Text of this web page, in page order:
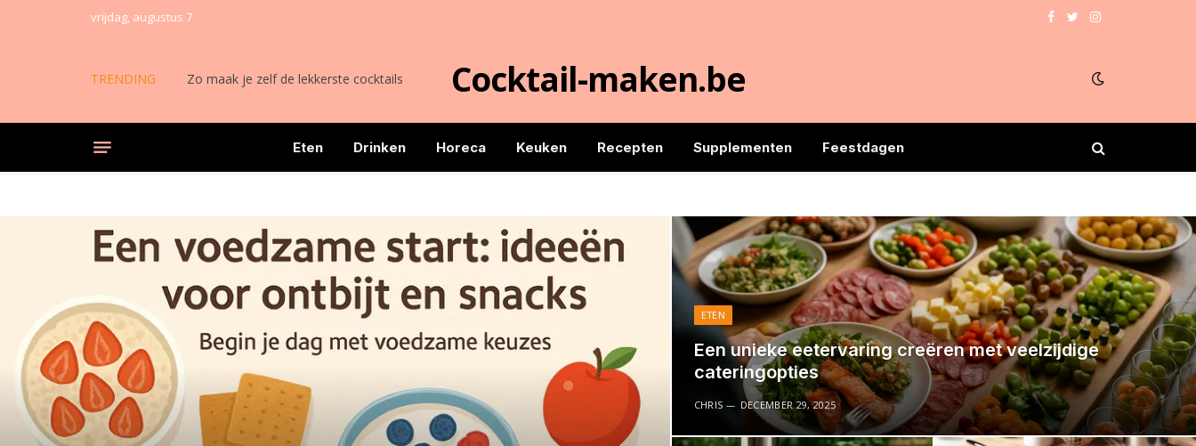
vrijdag, augustus 7 Facebook
TwitterInstagram
TRENDING Zo maak je zelf de lekkerste cocktails Cocktail-maken.be
Eten Drinken Horeca Keuken Recepten Supplementen Feestdagen
ETEN
Een unieke eetervaring creëren met veelzijdige
cateringopties
CHRIS DECEMBER 29, 2025